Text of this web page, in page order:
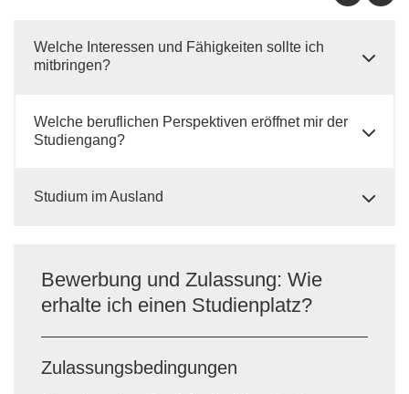
Welche Interessen und Fähigkeiten sollte ich
mitbringen?
Welche beruflichen Perspektiven eröffnet mir der
Studiengang?
Studium im Ausland
Bewerbung und Zulassung: Wie
erhalte ich einen Studienplatz?
Zulassungsbedingungen